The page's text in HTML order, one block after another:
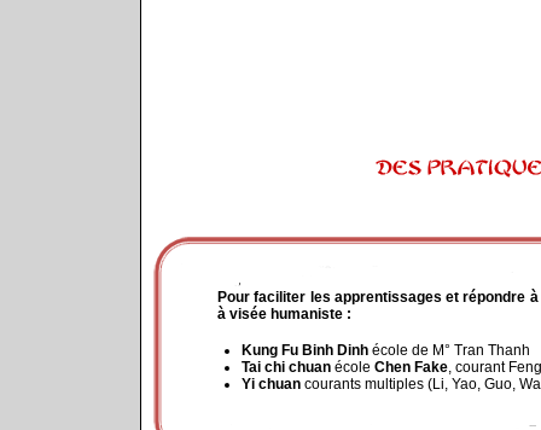
Pour faciliter les apprentissages et répondre
à visée humaniste :
Kung Fu Binh Dinh école de M° Tran Thanh
Tai chi chuan école Chen Fake, courant
Yi chuan courants multiples (Li, Yao, Guo,